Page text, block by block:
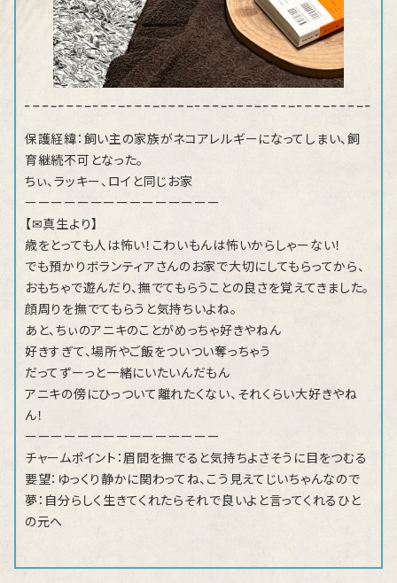
保護経緯：飼い主の家族がネコアレルギーになってしまい、飼
育継続不可となった。
ちぃ、ラッキー、ロイと同じお家
ーーーーーーーーーーーーーーー
【✉真生より】
歳をとっても人は怖い！こわいもんは怖いからしゃーない！
でも預かりボランティアさんのお家で大切にしてもらってから、
おもちゃで遊んだり、撫でてもらうことの良さを覚えてきました。
顔周りを撫でてもらうと気持ちいよね。
あと、ちぃのアニキのことがめっちゃ好きやねん
好きすぎて、場所やご飯をついつい奪っちゃう
だってずーっと一緒にいたいんだもん
アニキの傍にひっついて離れたくない、それくらい大好きやね
ん！
ーーーーーーーーーーーーーーー
チャームポイント：眉間を撫でると気持ちよさそうに目をつむる
要望：ゆっくり静かに関わってね、こう見えてじいちゃんなので
夢：自分らしく生きてくれたらそれで良いよと言ってくれるひと
の元へ